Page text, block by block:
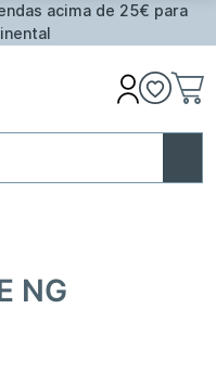
acima de 25€ para
NG